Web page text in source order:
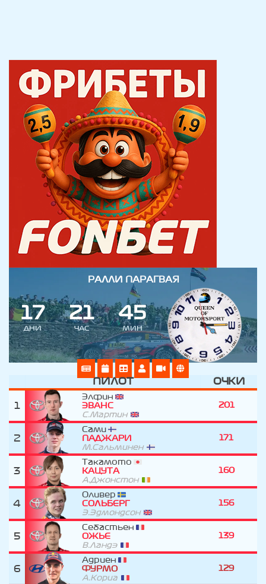
РАЛЛИ ПАРАГВАЯ
17
ДНИ
21
ЧАС
45
МИН
ПИЛОТ ОЧКИ
1
Элфин
ЭВАНС
С.Мартин
201
2
Сами
ПАДЖАРИ
М.Сальминен
171
3
Такамото
КАЦУТА
А.Джонстон
160
4
Оливер
СОЛЬБЕРГ
Э.Эдмондсон
156
5
Себастьен
ОЖЬЕ
В.Ландэ
139
6
Адриен
ФУРМО
А.Кориа
129